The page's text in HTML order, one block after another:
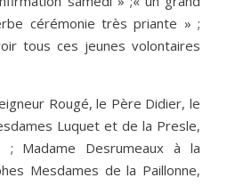
cérémonie très priante » ;
tous ces jeunes volontaires
Rougé, le Père Didier, le
Luquet et de la Presle,
; Madame Desrumeaux à la
Mesdames de la Paillonne,